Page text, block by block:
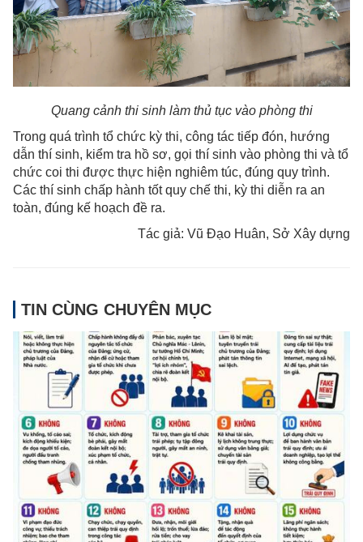
Quang cảnh thi sinh làm thủ tục vào phòng thi
Trong quá trình tổ chức kỳ thi, công tác tiếp đón, hướng
dẫn thí sinh, kiểm tra hồ sơ, gọi thí sinh vào phòng thi và tổ
chức coi thi được thực hiện nghiêm túc, đúng quy trình.
Các thí sinh chấp hành tốt quy chế thi, kỳ thi diễn ra an
toàn, đúng kế hoạch đề ra.
Tác giả: Vũ Đạo Huân, Sở Xây dựng
TIN CÙNG CHUYÊN MỤC